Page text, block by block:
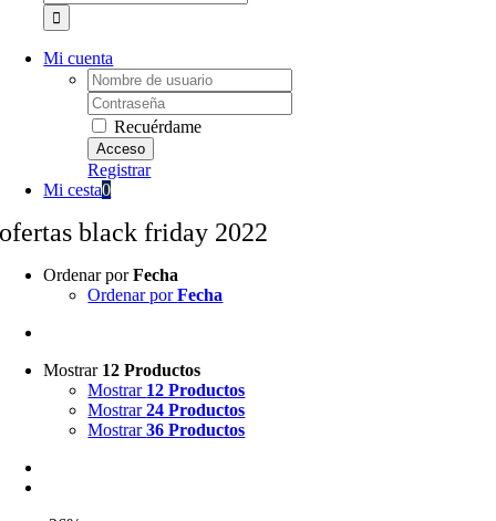
Mi cuenta
Username:
Password:
Recuérdame
Registrar
Mi cesta0
ofertas black friday 2022
Ordenar porFecha
Ordenar porFecha
Mostrar 12 Productos
Mostrar 12 Productos
Mostrar24 Productos
Mostrar36 Productos